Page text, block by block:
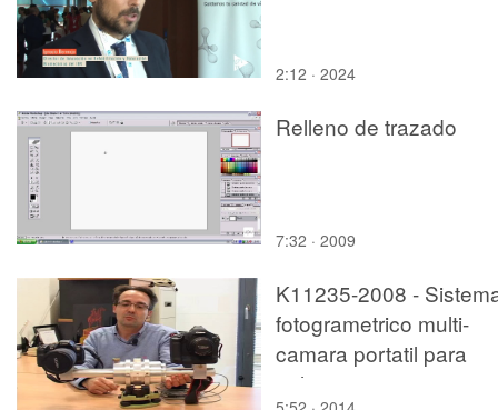
2:12 · 2024
Relleno de trazado
7:32 · 2009
K11235-2008 -
fotogrametrico multi-
camara portatil para
aplicaciones terrestres